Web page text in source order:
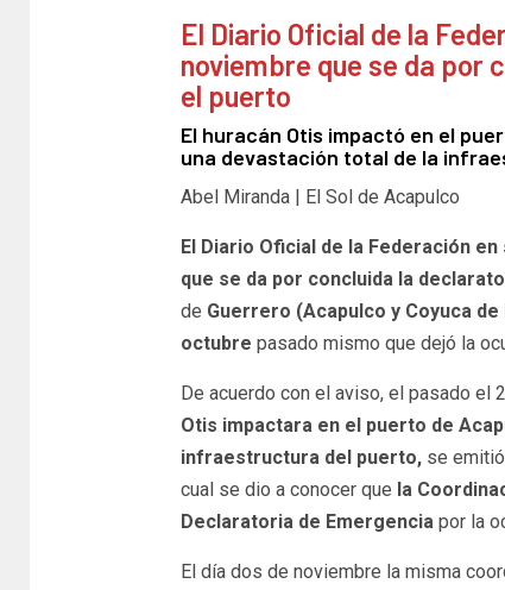
El Diario Oficial de la
noviembre que se da por
el puerto
El huracán Otis impactó en el
una devastación total de la
Abel Miranda | El Sol de Acapulco
El Diario Oficial de la Federación
que se da por concluida la
de Guerrero (Acapulco y Coyuca
octubre pasado mismo que dejó la
De acuerdo con el aviso, el pasado el
Otis impactara en el puerto de
infraestructura del puerto,se emitió
cual se dio a conocer que la
Declaratoria de Emergenciapor la
El día dos de noviembre la misma